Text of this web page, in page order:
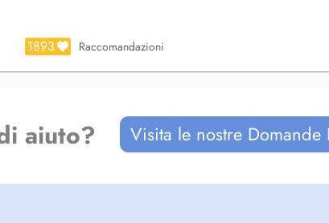
that you give at LEAST 36
your appointment.
DAYS.
1893 Raccomandazioni
aiuto? Visita le nostre